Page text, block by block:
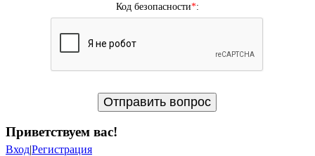
Код безопасности*:
Приветствуем вас!
Вход|Регистрация